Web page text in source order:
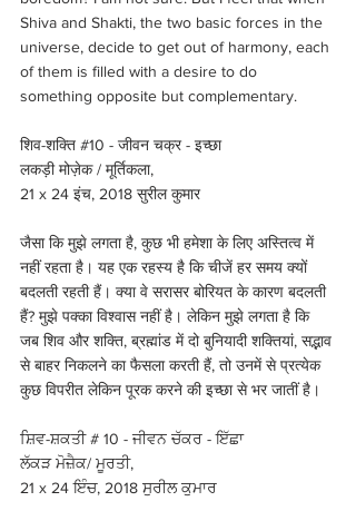
Shiva and Shakti, the two basic forces in the
universe, decide to get out of harmony, each
of them is filled with a desire to do
something opposite but complementary.
शिव-शक्ति #10 - जीवन चक्र - इच्छा
लकड़ी मोज़ेक / मूर्तिकला,
21 x 24 इंच, 2018 सुरील कुमार
जैसा कि मुझे लगता है, कुछ भी हमेशा के लिए अस्तित्व में
नहीं रहता है। यह एक रहस्य है कि चीजें हर समय क्यों
बदलती रहती हैं। क्या वे सरासर बोरियत के कारण बदलती
हैं? मुझे पक्का विश्वास नहीं है। लेकिन मुझे लगता है कि
जब शिव और शक्ति, ब्रह्मांड में दो बुनियादी शक्तियां, सद्भाव
से बाहर निकलने का फैसला करती हैं, तो उनमें से प्रत्येक
कुछ विपरीत लेकिन पूरक करने की इच्छा से भर जातीं है।
ਸ਼ਿਵ-ਸ਼ਕਤੀ # 10 - ਜੀਵਨ ਚੱਕਰ - ਇੱਛਾ
ਲੱਕੜ ਮੋਜ਼ੈਕ/ ਮੂਰਤੀ,
21 x 24 ਇੰਚ, 2018 ਸੁਰੀਲ ਕੁਮਾਰ